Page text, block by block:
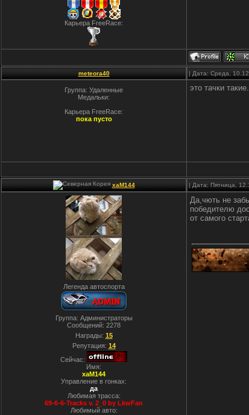
Карьера FreeRace:
meteora40 | Дата: Среда,
Группа: Удаленные
Медальки:
Карьера FreeRace:
пока пусто
это тачки такие.
xaM144 | Дата: Пятница,
Легенда автоспорта
Группа: Администраторы
Сообщений: 2278
Награды: 15
Репутация: 14
Сейчас:
Имя:
xaM144
Управление в гонках:
да
Любимая трасса:
69-6-6-Tracks v. 2_0 by LkwFan
Любимый авто:
Да,чють не
победителю
от самого